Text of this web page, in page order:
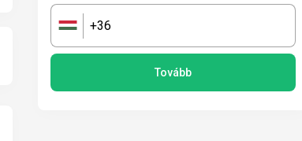
🇭🇺 +36
Tovább